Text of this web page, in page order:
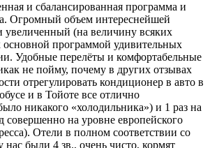
и сбалансированная программа и
Огромный объем интереснейшей
увеличенный (на величину всяких
программой удивительных
Удобные перелёты и комфортабельные
не пойму, почему в других отзывах
отрегулировать кондиционер в авто в
и в Тойоте все отлично
никакого «холодильника») и 1 раз на
совершенно на уровне европейского
Отели в полном соответствии со
нас были 4 зв., очень чисто, кормят